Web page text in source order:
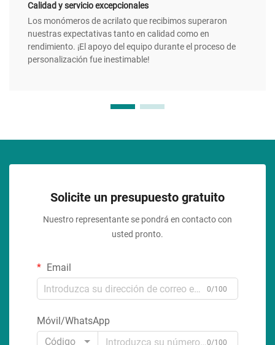
Calidad y servicio excepcionales
Los monómeros de acrilato que recibimos superaron
nuestras expectativas tanto en calidad como en
rendimiento. ¡El apoyo del equipo durante el proceso de
personalización fue inestimable!
Solicite un presupuesto gratuito
Nuestro representante se pondrá en contacto con
usted pronto.
Email
0/100
Móvil/WhatsApp
Código
0/100